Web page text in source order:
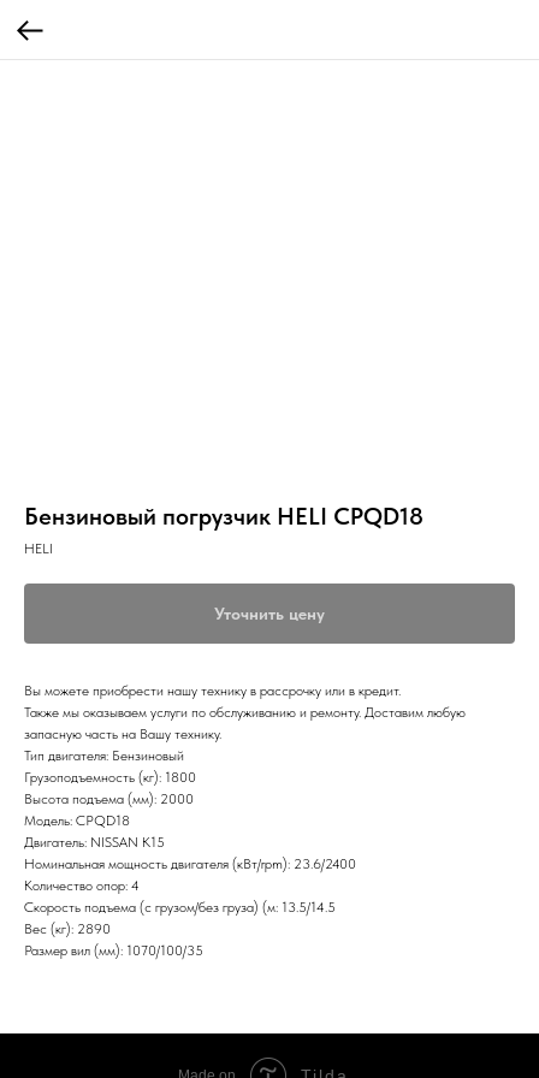
Бензиновый погрузчик HELI CPQD18
HELI
Уточнить цену
Вы можете приобрести нашу технику в рассрочку или в кредит.
Также мы оказываем услуги по обслуживанию и ремонту. Доставим любую
запасную часть на Вашу технику.
Тип двигателя: Бензиновый
Грузоподъемность (кг): 1800
Высота подъема (мм): 2000
Модель: CPQD18
Двигатель: NISSAN K15
Номинальная мощность двигателя (кВт/rpm): 23.6/2400
Количество опор: 4
Скорость подъема (с грузом/без груза) (м: 13.5/14.5
Вес (кг): 2890
Размер вил (мм): 1070/100/35